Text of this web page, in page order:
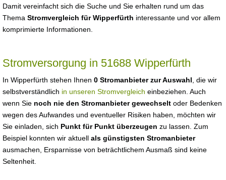
Damit vereinfacht sich die Suche und Sie erhalten rund um das
Thema Stromvergleich für Wipperfürth interessante und vor allem
komprimierte Informationen.
Stromversorgung in 51688 Wipperfürth
In Wipperfürth stehen Ihnen 0 Stromanbieter zur Auswahl , die wir
selbstverständlich in unseren Stromvergleich einbeziehen. Auch
wenn Sie noch nie den Stromanbieter gewechselt oder Bedenken
wegen des Aufwandes und eventueller Risiken haben, möchten wir
Sie einladen, sich Punkt für Punkt überzeugen zu lassen. Zum
Beispiel konnten wir aktuell als günstigsten Stromanbieter
ausmachen, Ersparnisse von beträchtlichem Ausmaß sind keine
Seltenheit.